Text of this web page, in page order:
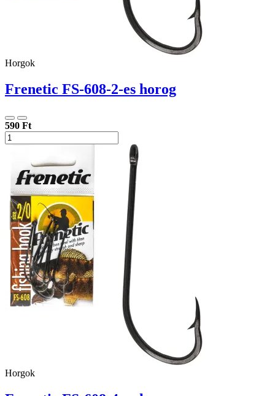
Horgok
Frenetic FS-608-2-es horog
590 Ft
Horgok